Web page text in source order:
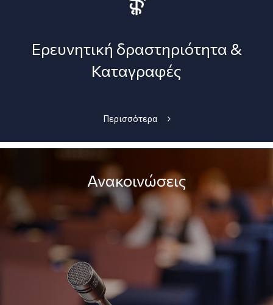
Ερευνητική δραστηριότητα &
Καταγραφές
Περισσότερα
Ανακοινώσεις